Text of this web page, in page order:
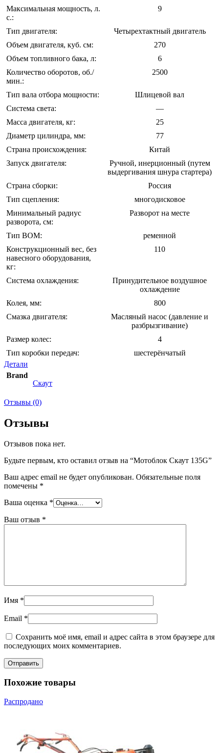
Максимальная мощность, л.
с.:
9
Тип двигателя:
Четырехтактный двигатель
Объем двигателя, куб. см:
270
Объем топливного бака, л:
6
Количество оборотов, об./
мин.:
2500
Тип вала отбора мощности:
Шлицевой вал
Система света:
—
Масса двигателя, кг:
25
Диаметр цилиндра, мм:
77
Страна происхождения:
Китай
Запуск двигателя:
Ручной, инерционный (путем
выдергивания шнура стартера)
Страна сборки:
Россия
Тип сцепления:
многодисковое
Минимальный радиус
разворота, см:
Разворот на месте
Тип BOM:
ременной
Конструкционный вес, без
навесного оборудования,
кг:
110
Система охлаждения:
Принудительное воздушное
охлаждение
Колея, мм:
800
Смазка двигателя:
Масляный насос (давление и
разбрызгивание)
Размер колес:
4
Тип коробки передач:
шестерёнчатый
Детали
Brand
Скаут
Отзывы (0)
Отзывы
Отзывов пока нет.
Будьте первым, кто оставил отзыв на “Мотоблок Скаут 135G”
Ваш адрес email не будет опубликован. Обязательные поля
помечены *
Ваша оценка *
Ваш отзыв *
Имя *
Email *
Сохранить моё имя, email и адрес сайта в этом браузере для
последующих моих комментариев.
Похожие товары
Распродано